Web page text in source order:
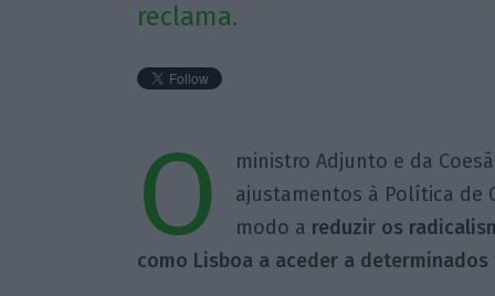
reclama.
O
ministro Adjunto e da
ajustamentos à Política de
modo a reduzir os
como Lisboa a aceder a